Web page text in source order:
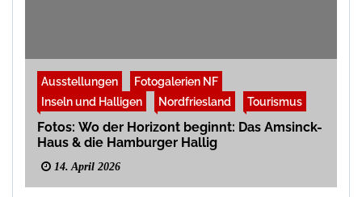
Ausstellungen
Fotogalerien NF
Inseln und Halligen
Nordfriesland Tourismus
Fotos: Wo der Horizont beginnt: Das Amsinck-
Haus & die Hamburger Hallig
14. April 2026